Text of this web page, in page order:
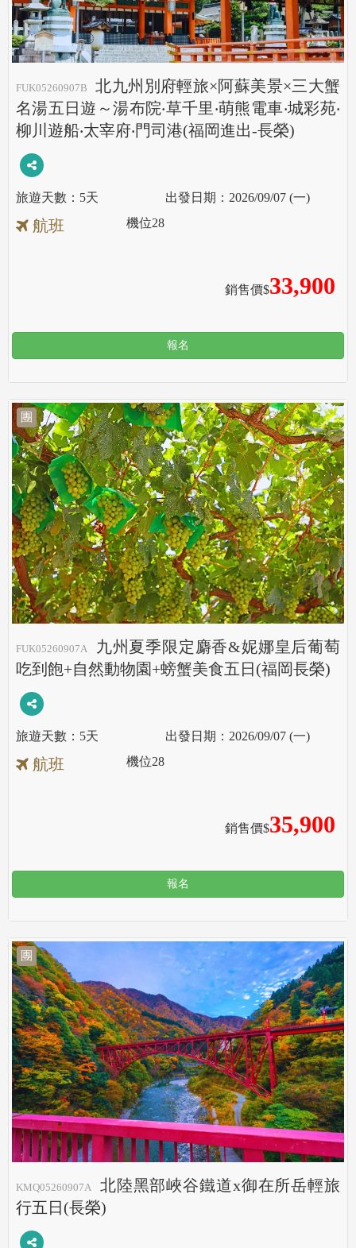
FUK05260907B
北九州別府輕旅×阿蘇美景×三大蟹
名湯五日遊～湯布院‧草千里‧萌熊電車‧城彩苑‧
柳川遊船‧太宰府‧門司港(福岡進出-長榮)
5天 2026/09/07 (一)
航班
銷售價$33,900
機位28
報名
團
FUK05260907A
九州夏季限定麝香&妮娜皇后葡萄
吃到飽+自然動物園+螃蟹美食五日(福岡長榮)
5天 2026/09/07 (一)
航班
銷售價$35,900
機位28
報名
團
KMQ05260907A
北陸黑部峽谷鐵道x御在所岳輕旅
行五日(長榮)